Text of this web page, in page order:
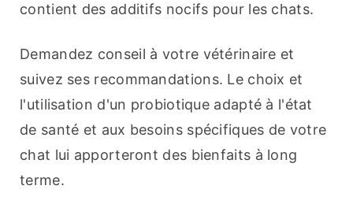
contient des additifs nocifs pour les chats.
Demandez conseil à votre vétérinaire et
suivez ses recommandations. Le choix et
l'utilisation d'un probiotique adapté à l'état
de santé et aux besoins spécifiques de votre
chat lui apporteront des bienfaits à long
terme.